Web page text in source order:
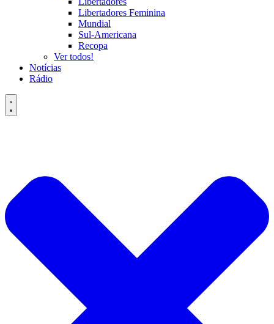
Libertadores Feminina
Mundial
Sul-Americana
Recopa
Ver todos!
Notícias
Rádio